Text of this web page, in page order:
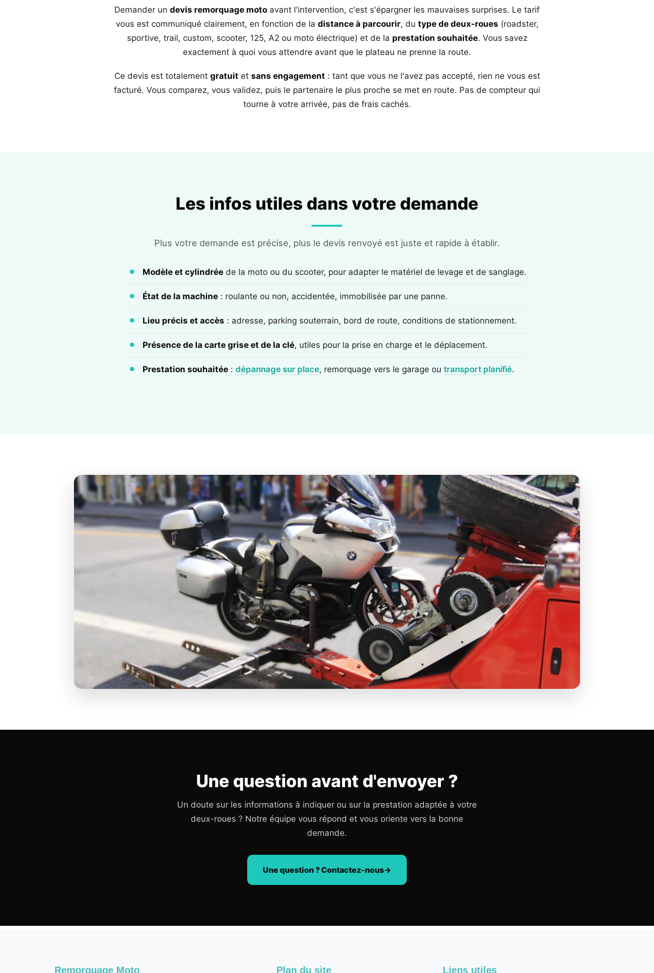
Demander un devis remorquage moto avant l'intervention, c'est s'épargner les mauvaises surprises. Le tarif
vous est communiqué clairement, en fonction de la distance à parcourir, du type de deux-roues (roadster,
sportive, trail, custom, scooter, 125, A2 ou moto électrique) et de la prestation souhaitée. Vous savez
exactement à quoi vous attendre avant que le plateau ne prenne la route.
Ce devis est totalement gratuit et sans engagement : tant que vous ne l'avez pas accepté, rien ne vous est
facturé. Vous comparez, vous validez, puis le partenaire le plus proche se met en route. Pas de compteur qui
tourne à votre arrivée, pas de frais cachés.
Les infos utiles dans votre demande
Plus votre demande est précise, plus le devis renvoyé est juste et rapide à établir.
Modèle et cylindréede la moto ou du scooter, pour adapter le matériel de levage et de sanglage.
État de la machine: roulante ou non, accidentée, immobilisée par une panne.
Lieu précis et accès : adresse, parking souterrain, bord de route, conditions de stationnement.
Présence de la carte grise et de la clé, utiles pour la prise en charge et le déplacement.
Prestation souhaitée: dépannage sur place, remorquage vers le garage ou transport planifié.
Une question avant d'envoyer ?
Un doute sur les informations à indiquer ou sur la prestation adaptée à votre
deux-roues ? Notre équipe vous répond et vous oriente vers la bonne
demande.
Une question ? Contactez-nous
Remorquage Moto Plan du site Liens utiles